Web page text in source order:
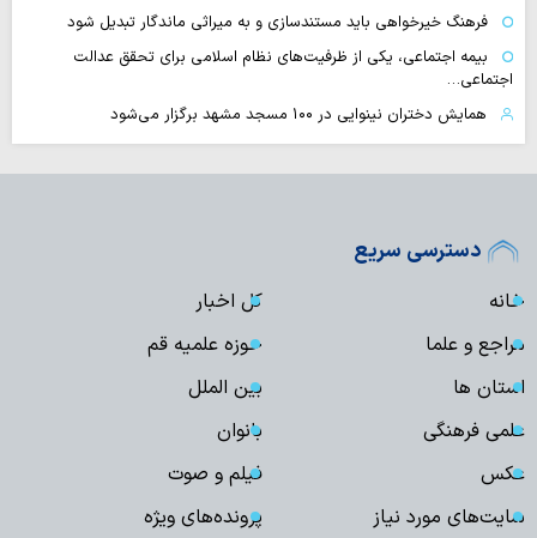
فرهنگ خیرخواهی باید مستندسازی و به میراثی ماندگار تبدیل شود
بیمه اجتماعی، یکی از ظرفیت‌های نظام اسلامی برای تحقق عدالت
اجتماعی…
همایش دختران نینوایی در ۱۰۰ مسجد مشهد برگزار می‌شود
دسترسی سریع
خانه
کل اخبار
مراجع و علما
حوزه علمیه قم
استان ها
بین الملل
علمی فرهنگی
بانوان
عکس
فیلم و صوت
سایت‌های مورد نیاز
پرونده‌های ویژه